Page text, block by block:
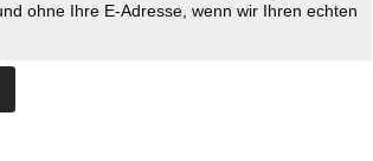
ohne Ihre E-Adresse, wenn wir Ihren echten